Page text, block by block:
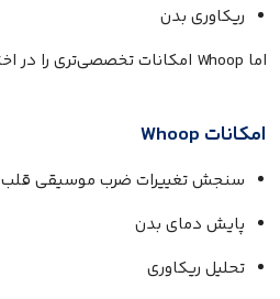
ریکاوری بدن
اما Whoop امکانات تخصصی‌تری را در اختیار کاربران قرار میدهد.
امکانات Whoop
سنجش تغییرات ضرب موسیقی قلب
پایش دمای بدن
تحلیل ریکاوری